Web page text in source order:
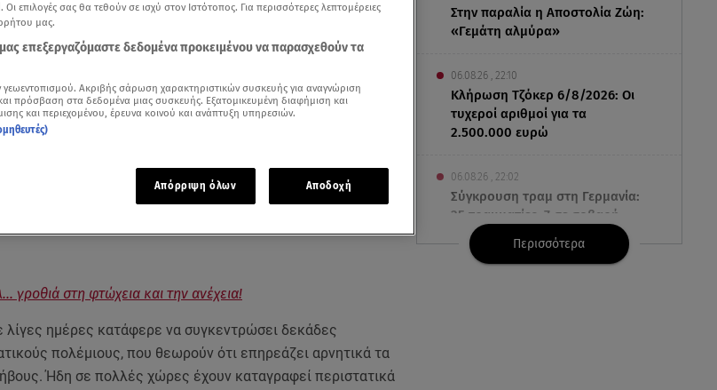
Στην παραλία η Αποστολία Ζώη:
«Γεμάτη αλμύρα»
06.08.26 , 22:10
Κλήρωση Τζόκερ 6/8/2026: Οι
τυχεροί αριθμοί για τα
2.500.000 ευρώ
06.08.26 , 22:02
Σύγκρουση τραμ στη Γερμανία:
25 τραυματίες, 7 σε σοβαρή
κατάσταση
Περισσότερα
άρθρα μας στα αποτελέσματα αναζήτησης
τη σειρά
που από την έναρξή της στις 17 Σεπτεμβρίου
την μεγαλύτερη θεαματικότητα στην ιστορία της
γροθιά στη φτώχεια και την ανέχεια!
λίγες ημέρες κατάφερε να συγκεντρώσει δεκάδες
πολέμιους, που θεωρούν ότι επηρεάζει αρνητικά τα
Ήδη σε πολλές χώρες έχουν καταγραφεί περιστατικά
Οι επιλογές σας θα τεθούν σε ισχύ στον Ιστότοπος. Για περισσότερες λεπτομέρειες
μας.
μας επεξεργαζόμαστε δεδομένα προκειμένου να παρασχεθούν τα
Ακριβής σάρωση χαρακτηριστικών συσκευής για αναγνώριση
πρόσβαση στα δεδομένα μιας συσκευής. Εξατομικευμένη διαφήμιση και
και περιεχομένου, έρευνα κοινού και ανάπτυξη υπηρεσιών.
Απόρριψη όλων Αποδοχή